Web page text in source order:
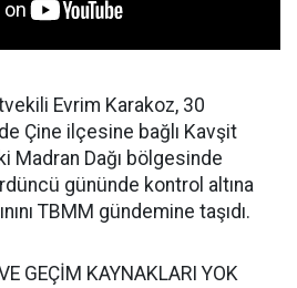
Evrim Karakoz, 30
Çine ilçesine bağlı Kavşit
Madran Dağı bölgesinde
gününde kontrol altına
TBMM gündemine taşıdı.
GEÇİM KAYNAKLARI YOK